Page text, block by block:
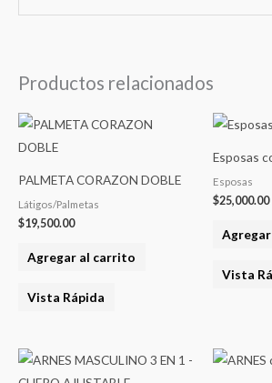
Productos relacionados
PALMETA CORAZON DOBLE
Látigos/Palmetas
$19,500.00
Agregar al carrito
Vista Rápida
Esposas
Esposas
$25,000.00
Vista